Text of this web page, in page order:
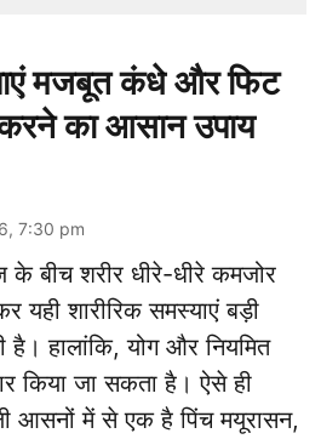
मजबूत कंधे और फिट
का आसान उपाय
7:30 pm
बीच शरीर धीरे-धीरे कमजोर
शारीरिक समस्याएं बड़ी
है। हालांकि, योग और नियमित
किया जा सकता है। ऐसे ही
आसनोंमें से एक है पिंच मयूरासन,